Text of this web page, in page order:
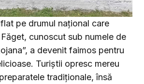
pe drumul național care
cunoscut sub numele de
a devenit faimos pentru
Turiștii opresc mereu
tradiționale, însă